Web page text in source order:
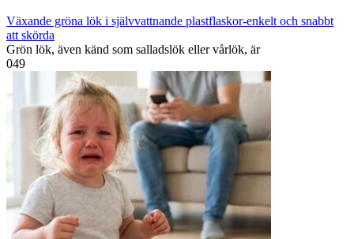
Växande gröna lök i självvattnande plastflaskor-enkelt och snabbt
att skörda
Grön lök, även känd som salladslök eller vårlök, är
049